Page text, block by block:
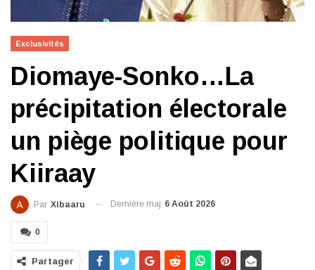
Exclusivités
Diomaye-Sonko…La
précipitation électorale
un piège politique pour
Kiiraay
Par Xibaaru Dernière maj 6 Août 2026
0
Partager